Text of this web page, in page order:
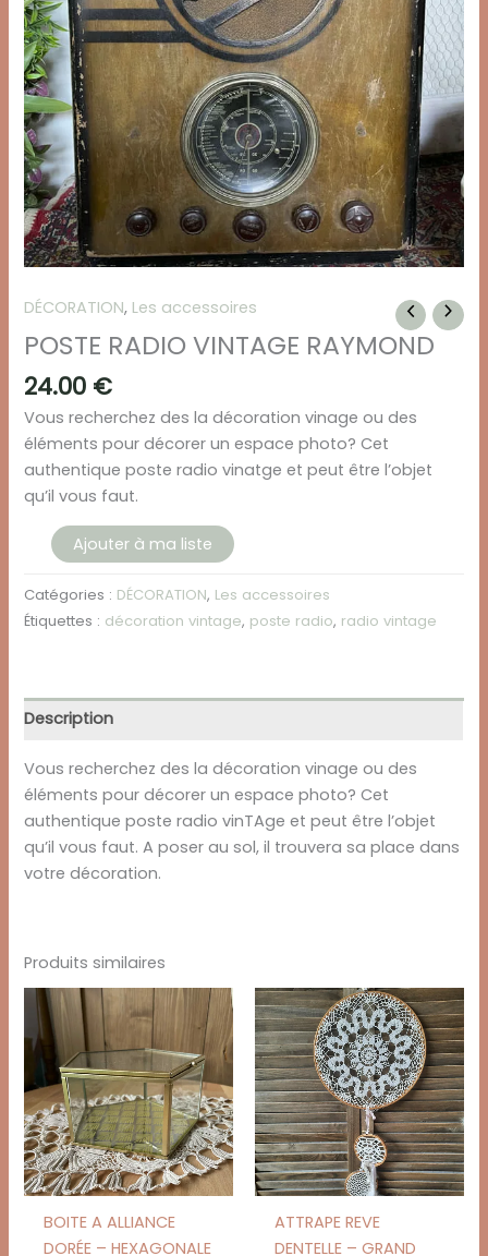
DÉCORATION, Les accessoires
POSTE RADIO VINTAGE RAYMOND
24.00 €
Vous recherchez des la décoration vinage ou des
éléments pour décorer un espace photo? Cet
authentique poste radio vinatge et peut être l’objet
qu’il vous faut.
quantité
POSTE
RADIO
Ajouter à ma liste
Catégories : DÉCORATION, Les accessoires
Étiquettes : décoration vintage, poste radio, radio vintage
Description
Vous recherchez des la décoration vinage ou des
éléments pour décorer un espace photo? Cet
authentique poste radio vinTAge et peut être l’objet
qu’il vous faut. A poser au sol, il trouvera sa place dans
votre décoration.
Produits similaires
BOITE A ALLIANCE
DORÉE – HEXAGONALE
ATTRAPE REVE
DENTELLE – GRAND